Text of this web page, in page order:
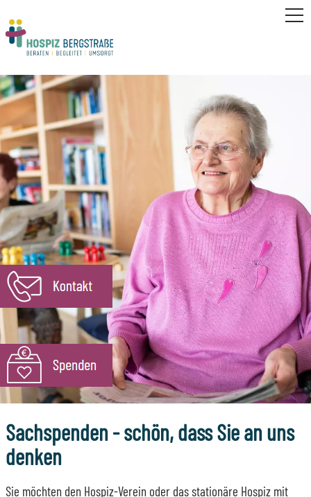
Sachspenden - schön, dass Sie an uns
denken
Sie möchten den Hospiz-Verein oder das stationäre Hospiz mit